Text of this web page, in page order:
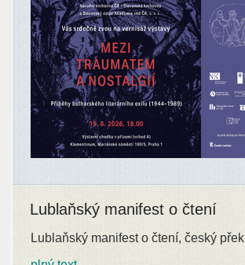
Lublaňský manifest o čtení
Lublaňský manifest o čtení, český